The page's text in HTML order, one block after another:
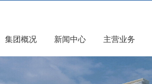
集团概况 新闻中心 主营业务